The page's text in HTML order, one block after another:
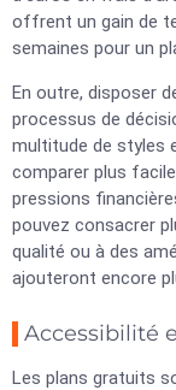
offrent un gain de
semaines pour un
En outre, disposer
processus de
multitude de styles
comparer plus
pressions
pouvez consacrer
qualité ou à des
ajouteront encore
Accessibilité
Les plans gratuits